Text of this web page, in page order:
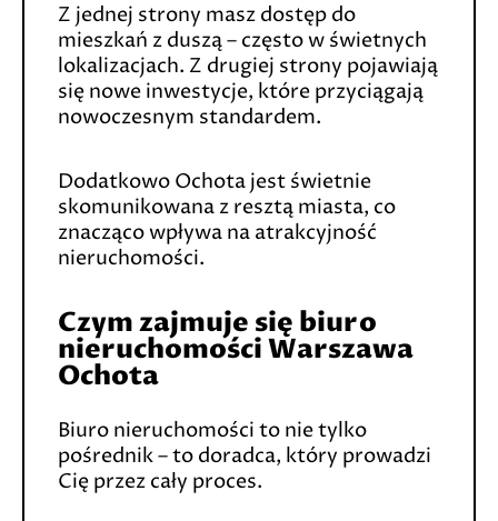
Z jednej strony masz dostęp do
mieszkań z duszą – często w świetnych
lokalizacjach. Z drugiej strony pojawiają
się nowe inwestycje, które przyciągają
nowoczesnym standardem.
Dodatkowo Ochota jest świetnie
skomunikowana z resztą miasta, co
znacząco wpływa na atrakcyjność
nieruchomości.
Czym zajmuje się biuro
nieruchomości Warszawa
Ochota
Biuro nieruchomości to nie tylko
pośrednik – to doradca, który prowadzi
Cię przez cały proces.